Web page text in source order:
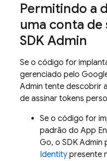
Permitindo a
uma conta
SDK Admin
Se o código for
gerenciado pelo
Admin tente descobrir
de assinar tokens
Se o código for
padrão do App
Go, o SDK Admin
Identity presente